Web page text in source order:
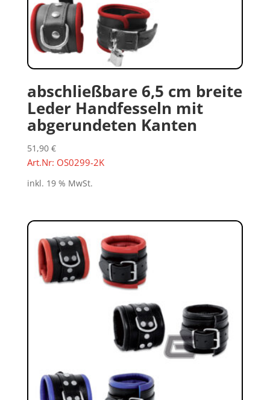
abschließbare 6,5 cm breite
Leder Handfesseln mit
abgerundeten Kanten
51,90 €
Art.Nr: OS0299-2K
inkl. 19 % MwSt.